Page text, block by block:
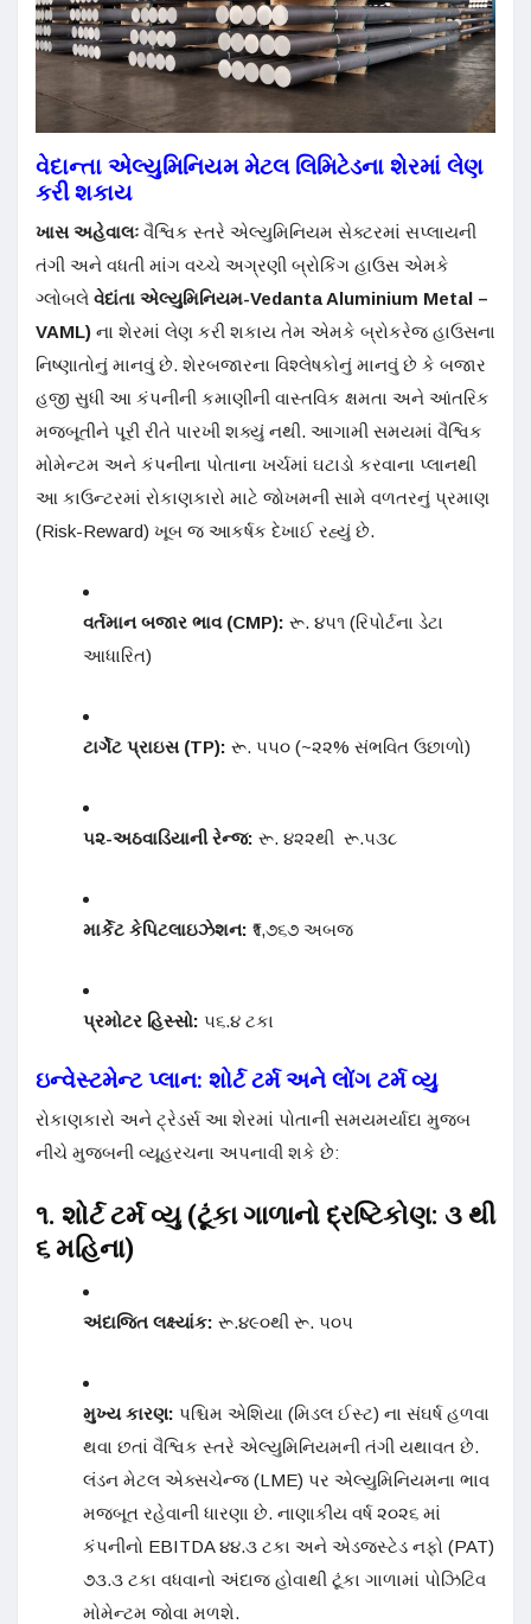
વેદાન્તા એલ્યુમિનિયમ મેટલ લિમિટેડના શેરમાં લેણ
કરી શકાય
ખાસ અહેવાલઃ વૈશ્વિક સ્તરે એલ્યુમિનિયમ સેક્ટરમાં સપ્લાયની
તંગી અને વધતી માંગ વચ્ચે અગ્રણી બ્રોકિંગ હાઉસ એમકે
ગ્લોબલે વેદાંતા એલ્યુમિનિયમ-Vedanta Aluminium Metal –
VAML) ના શેરમાં લેણ કરી શકાય તેમ એમકે બ્રોકરેજ હાઉસના
નિષ્ણાતોનું માનવું છે. શેરબજારના વિશ્લેષકોનું માનવું છે કે બજાર
હજી સુધી આ કંપનીની કમાણીની વાસ્તવિક ક્ષમતા અને આંતરિક
મજબૂતીને પૂરી રીતે પારખી શક્યું નથી. આગામી સમયમાં વૈશ્વિક
મોમેન્ટમ અને કંપનીના પોતાના ખર્ચમાં ઘટાડો કરવાના પ્લાનથી
આ કાઉન્ટરમાં રોકાણકારો માટે જોખમની સામે વળતરનું પ્રમાણ
(Risk-Reward) ખૂબ જ આકર્ષક દેખાઈ રહ્યું છે.
વર્તમાન બજાર ભાવ (CMP): રૂ. ૪૫૧ (રિપોર્ટના ડેટા
આધારિત)
ટાર્ગેટ પ્રાઇસ (TP): રૂ. ૫૫૦ (~૨૨% સંભવિત ઉછાળો)
૫૨-અઠવાડિયાની રેન્જ: રૂ. ૪૨૨થી રૂ.૫૩૮
માર્કેટ કેપિટલાઇઝેશન: ₹૧,૭૬૭ અબજ
પ્રમોટર હિસ્સો: ૫૬.૪ ટકા
ઇન્વેસ્ટમેન્ટ પ્લાન: શોર્ટ ટર્મ અને લોંગ ટર્મ વ્યુ
રોકાણકારો અને ટ્રેડર્સ આ શેરમાં પોતાની સમયમર્યાદા મુજબ
નીચે મુજબની વ્યૂહરચના અપનાવી શકે છે:
૧. શોર્ટ ટર્મ વ્યુ (ટૂંકા ગાળાનો દ્રષ્ટિકોણ: ૩ થી
૬ મહિના)
અંદાજિત લક્ષ્યાંક: રૂ.૪૯૦થી રૂ. ૫૦૫
મુખ્ય કારણ: પશ્ચિમ એશિયા (મિડલ ઈસ્ટ) ના સંઘર્ષ હળવા
થવા છતાં વૈશ્વિક સ્તરે એલ્યુમિનિયમની તંગી યથાવત છે.
લંડન મેટલ એક્સચેન્જ (LME) પર એલ્યુમિનિયમના ભાવ
મજબૂત રહેવાની ધારણા છે. નાણાકીય વર્ષ ૨૦૨૬ માં
કંપનીનો EBITDA ૪૪.૩ ટકા અને એડજસ્ટેડ નફો (PAT)
૭૩.૩ ટકા વધવાનો અંદાજ હોવાથી ટૂંકા ગાળામાં પોઝિટિવ
મોમેન્ટમ જોવા મળશે.